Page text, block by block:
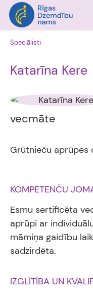
Speciālisti
Katarīna Kere
vecmāte
Grūtnieču aprūpes
KOMPETENČU
Esmu sertificēta
aprūpi ar
māmiņa gaidību
sadzirdēta.
IZGLĪTĪBA UN